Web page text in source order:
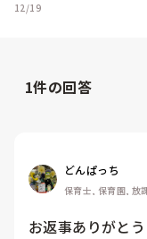
12/19
1件の回答
どんぱっち
保育士, 保育園, 放
お返事ありがとう